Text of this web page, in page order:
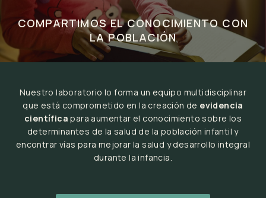
COMPARTIMOS EL CONOCIMIENTO CON
LA POBLACIÓN
Nuestro laboratorio lo forma un equipo multidisciplinar
que está comprometido en la creación de evidencia
científica para aumentar el conocimiento sobre los
determinantes de la salud de la población infantil y
encontrar vías para mejorar la salud y desarrollo integral
durante la infancia.